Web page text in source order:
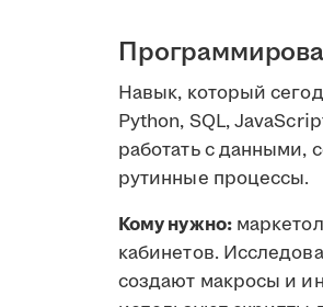
Навык, который
Python, SQL,
работать с данными,
рутинные процессы.
Кому нужно:
кабинетов.
создают макросы и